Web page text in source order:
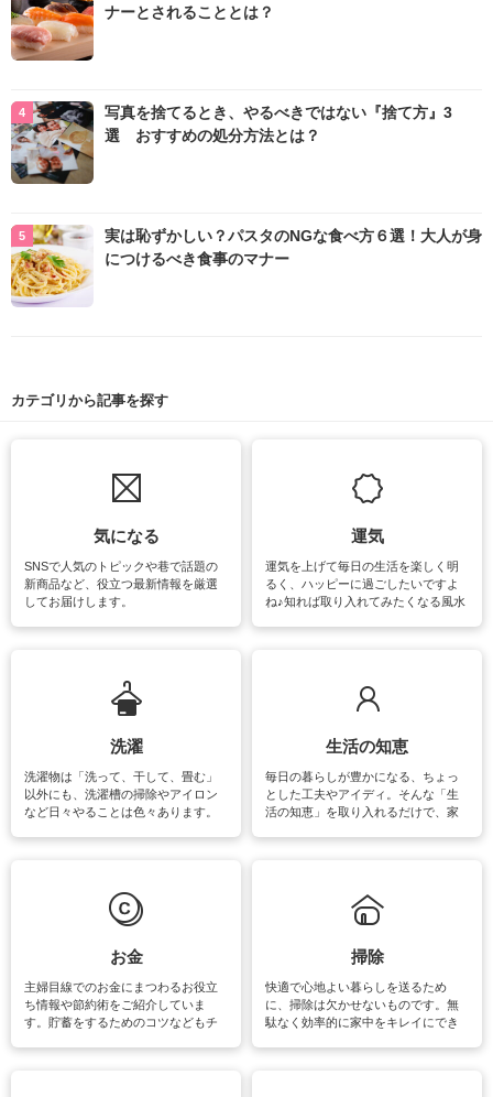
ナーとされることとは？
写真を捨てるとき、やるべきではない『捨て方』3
選 おすすめの処分方法とは？
実は恥ずかしい？パスタのNGな食べ方６選！大人が身
につけるべき食事のマナー
カテゴリから記事を探す
気になる
SNSで人気のトピックや巷で話題の
新商品など、役立つ最新情報を厳選
してお届けします。
運気
運気を上げて毎日の生活を楽しく明
るく、ハッピーに過ごしたいですよ
ね♪知れば取り入れてみたくなる風水
洗濯
洗濯物は「洗って、干して、畳む」
以外にも、洗濯槽の掃除やアイロン
など日々やることは色々あります。
マットなどの大きな洗濯物も、正し
い洗い方をすれば自宅で洗うことが
報やお悩み解消のための情報をご紹
生活の知恵
毎日の暮らしが豊かになる、ちょっ
とした工夫やアイディ。そんな「生
活の知恵」を取り入れるだけで、家
お金
主婦目線でのお金にまつわるお役立
ち情報や節約術をご紹介していま
す。貯蓄をするためのコツなどもチ
掃除
快適で心地よい暮らしを送るため
に、掃除は欠かせないものです。無
駄なく効率的に家中をキレイにでき